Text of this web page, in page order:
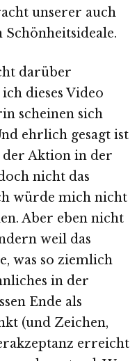
unserer auch
Schönheitsideale.
darüber
dieses Video
scheinen sich
ehrlich gesagt ist
der Aktion in der
nicht das
würde mich nicht
Aber eben nicht
weil das
was so ziemlich
in der
Ende als
(und Zeichen,
erreicht